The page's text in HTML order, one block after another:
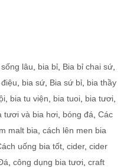
lâu, bia bỉ, Bia bỉ chai sứ,
, bia sứ, Bia sứ bỉ, bia thầy
, bia tu viện, bia tuoi, bia tươi,
tươi và bia hơi, bóng đá, Các
malt bia, cách lên men bia
uống bia tốt, cider, cider
, công dụng bia tươi, craft